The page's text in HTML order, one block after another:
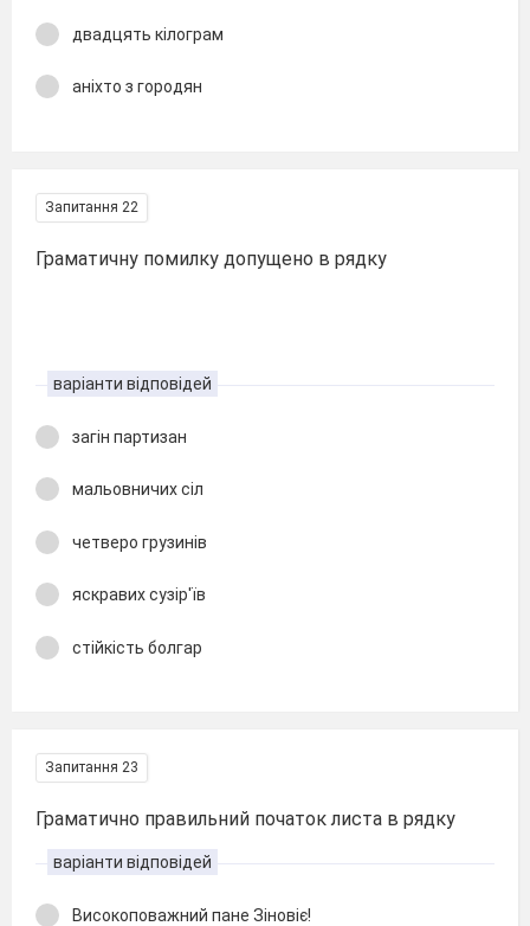
двадцять кілограм
аніхто з городян
Запитання 22
Граматичну помилку допущено в рядку
варіанти відповідей
загін партизан
мальовничих сіл
четверо грузинів
яскравих сузір'їв
стійкість болгар
Запитання 23
Граматично правильний початок листа в рядку
варіанти відповідей
Високоповажний пане Зіновіє!